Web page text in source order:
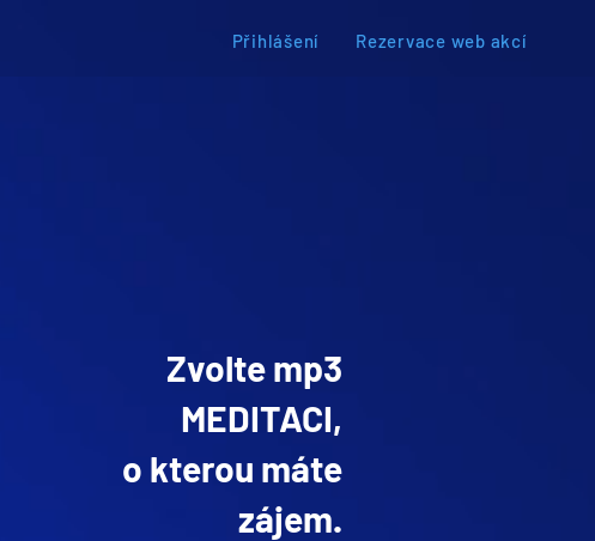
Přihlášení Rezervace web akcí
Zvolte mp3
MEDITACI,
o kterou máte
zájem.